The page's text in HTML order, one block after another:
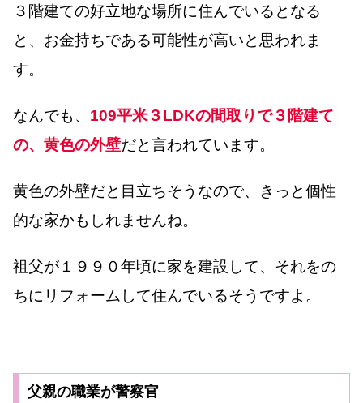
３階建ての好立地な場所に住んでいるとなる
と、お金持ちである可能性が高いと思われま
す。
なんでも、 109平米３LDKの間取りで３階建て
の、黄色の外壁だと言われています。
黄色の外壁だと目立ちそうなので、きっと個性
的な家かもしれませんね。
祖父が１９９０年頃に家を建設して、それをの
ちにリフォームして住んでいるそうですよ。
父親の職業が警察官